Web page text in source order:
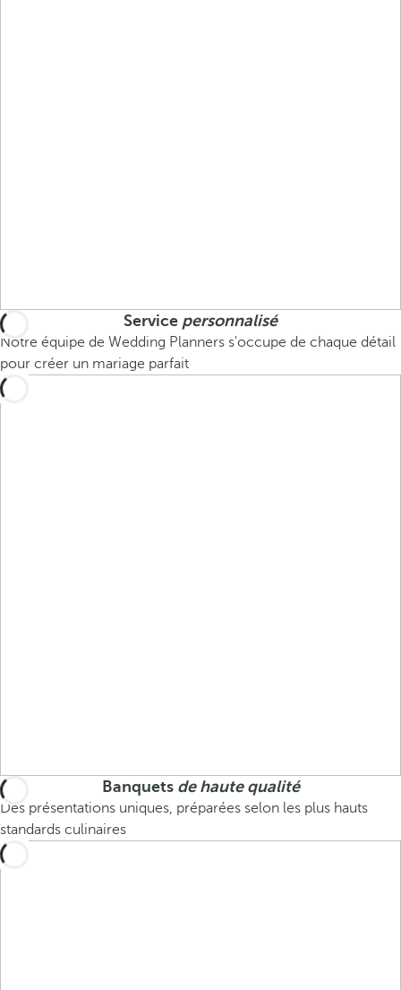
Service personnalisé
Notre équipe de Wedding Planners s'occupe de chaque détail
pour créer un mariage parfait
Banquets de haute qualité
Des présentations uniques, préparées selon les plus hauts
standards culinaires